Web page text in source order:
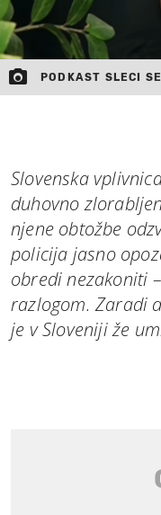
PODKAST SLECI
Slovenska
duhovno
njene obtožbe
policija jasno
obredi nezakoniti
razlogom. Zaradi
je v Sloveniji že